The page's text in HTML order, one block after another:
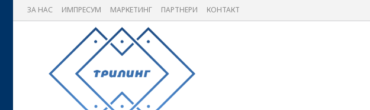
ЗА НАС ИМПРЕСУМ МАРКЕТИНГ ПАРТНЕРИ КОНТАКТ